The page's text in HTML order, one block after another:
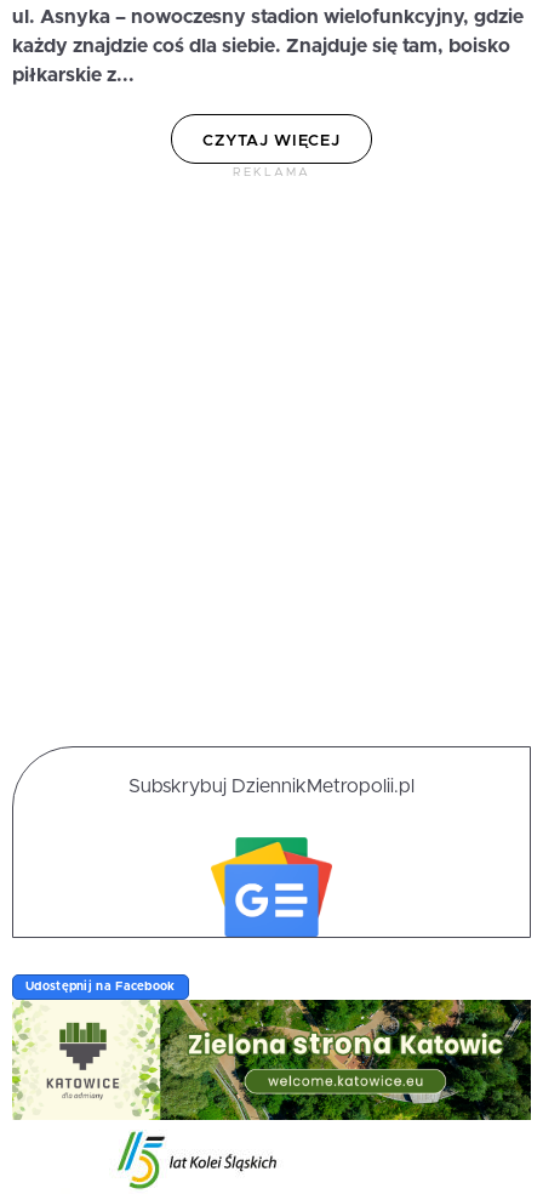
ul. Asnyka – nowoczesny stadion wielofunkcyjny, gdzie
każdy znajdzie coś dla siebie. Znajduje się tam, boisko
piłkarskie z...
CZYTAJ WIĘCEJ
REKLAMA
Subskrybuj DziennikMetropolii.pl
Udostępnij na Facebook